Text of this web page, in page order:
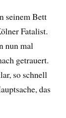
seinem Bett
Fatalist.
nun mal
getrauert.
so schnell
das